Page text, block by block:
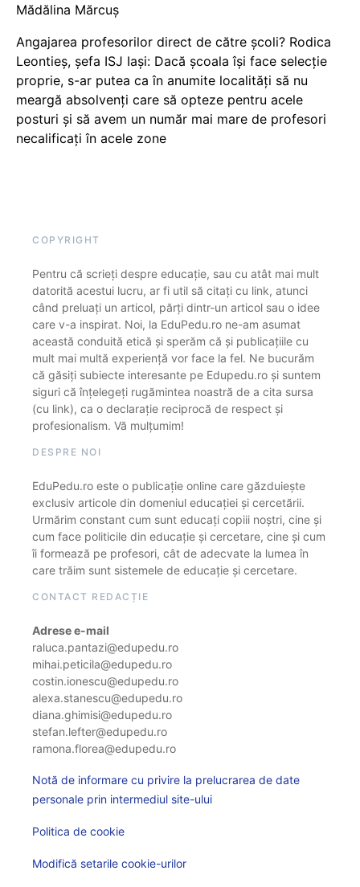
Mădălina Mărcuș
Angajarea profesorilor direct de către școli? Rodica
Leontieș, șefa ISJ Iași: Dacă școala își face selecție
proprie, s-ar putea ca în anumite localități să nu
meargă absolvenți care să opteze pentru acele
posturi și să avem un număr mai mare de profesori
necalificați în acele zone
COPYRIGHT
Pentru că scrieți despre educație, sau cu atât mai mult
datorită acestui lucru, ar fi util să citați cu link, atunci
când preluați un articol, părți dintr-un articol sau o idee
care v-a inspirat. Noi, la EduPedu.ro ne-am asumat
această conduită etică și sperăm că și publicațiile cu
mult mai multă experiență vor face la fel. Ne bucurăm
că găsiți subiecte interesante pe Edupedu.ro și suntem
siguri că înțelegeți rugămintea noastră de a cita sursa
(cu link), ca o declarație reciprocă de respect și
profesionalism. Vă mulțumim!
DESPRE NOI
EduPedu.ro este o publicație online care găzduiește
exclusiv articole din domeniul educației și cercetării.
Urmărim constant cum sunt educați copiii noștri, cine și
cum face politicile din educație și cercetare, cine și cum
îi formează pe profesori, cât de adecvate la lumea în
care trăim sunt sistemele de educație și cercetare.
CONTACT REDACȚIE
Adrese e-mail
raluca.pantazi@edupedu.ro
mihai.peticila@edupedu.ro
costin.ionescu@edupedu.ro
alexa.stanescu@edupedu.ro
diana.ghimisi@edupedu.ro
stefan.lefter@edupedu.ro
ramona.florea@edupedu.ro
Notă de informare cu privire la prelucrarea de date
personale prin intermediul site-ului
Politica de cookie
Modifică setarile cookie-urilor